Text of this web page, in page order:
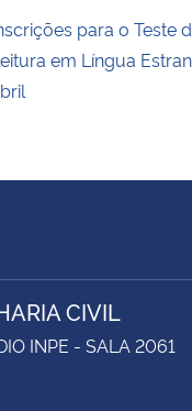
para o Teste
em Língua
CIVIL
INPE - SALA 2061